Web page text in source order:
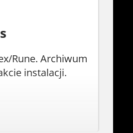
Rune. Archiwum
instalacji.